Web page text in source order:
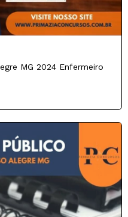
MG 2024 Enfermeiro